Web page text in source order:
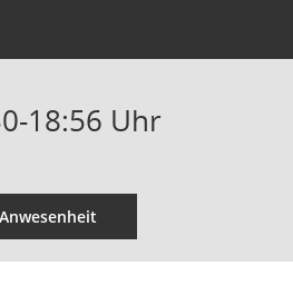
18:56 Uhr
Anwesenheit